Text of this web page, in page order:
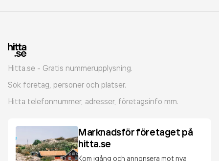
Hitta.se - Gratis nummerupplysning.
Sök företag, personer och platser.
Hitta telefonnummer, adresser, företagsinfo mm.
Marknadsför företaget på
hitta.se
Kom igång och annonsera mot nya